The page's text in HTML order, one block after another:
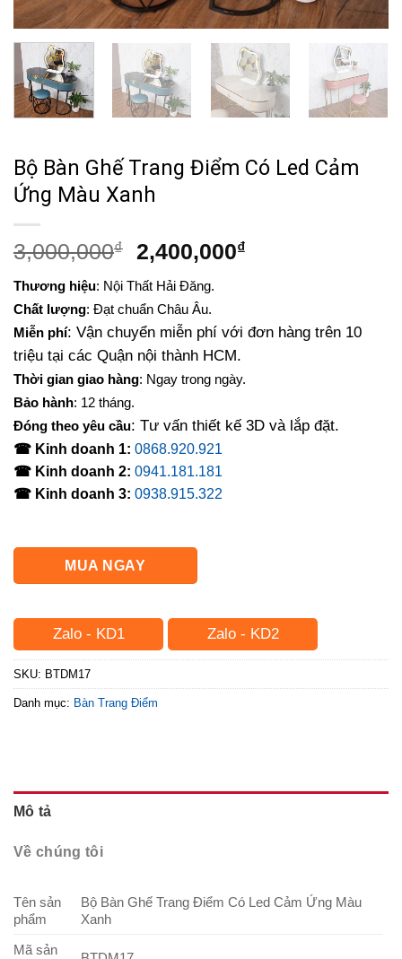
Bộ Bàn Ghế Trang Điểm Có Led Cảm
Ứng Màu Xanh
3,000,000₫
Giá
là:
3,000,000₫.
2,400,000₫Giá
2,400,000₫.
Thương hiệu: Nội Thất Hải Đăng.
Chất lượng: Đạt chuẩn Châu Âu.
Miễn phí: Vận chuyển miễn phí với đơn hàng trên 10
triệu tại các Quận nội thành HCM.
Thời gian giao hàng: Ngay trong ngày.
Bảo hành: 12 tháng.
Đóng theo yêu cầu: Tư vấn thiết kế 3D và lắp đặt.
☎ Kinh doanh 1: 0868.920.921
☎ Kinh doanh 2: 0941.181.181
☎ Kinh doanh 3: 0938.915.322
MUA NGAY
Zalo - KD1 Zalo - KD2
SKU: BTDM17
Danh mục: Bàn Trang Điểm
Mô tả
Về chúng tôi
Tên sản
phẩm
Bộ Bàn Ghế Trang Điểm Có Led Cảm Ứng Màu
Xanh
Mã sản